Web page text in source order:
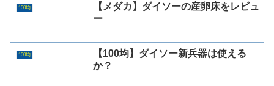
100均
【メダカ】ダイソーの産卵床をレビュ
ー
100均
【100均】ダイソー新兵器は使える
か？